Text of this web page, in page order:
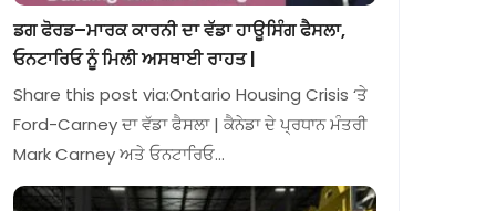
ਡਗ ਫੋਰਡ–ਮਾਰਕ ਕਾਰਨੀ ਦਾ ਵੱਡਾ ਹਾਊਸਿੰਗ ਫੈਸਲਾ,
ਓਨਟਾਰਿਓ ਨੂੰ ਮਿਲੀ ਅਸਥਾਈ ਰਾਹਤ |
Share this post via:Ontario Housing Crisis ‘ਤੇ
Ford-Carney ਦਾ ਵੱਡਾ ਫੈਸਲਾ | ਕੈਨੇਡਾ ਦੇ ਪ੍ਰਧਾਨ ਮੰਤਰੀ
Mark Carney ਅਤੇ ਓਨਟਾਰਿਓ…